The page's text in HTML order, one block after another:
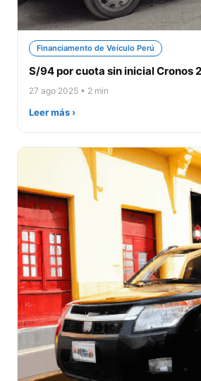
Financiamento de Veículo Perú
S/94 por cuota sin inicial Cronos
27 ago 2025 • 2 min
Leer más ›